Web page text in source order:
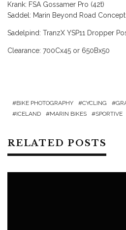
Krank: FSA Gossamer Pro (42t)
Saddel: Marin Beyond Road
Sadelpind: TranzX YSP11 Dropper
Clearance: 700Cx45 or 650Bx50
BIKE PHOTOGRAPHY CYCLING
ICELAND
MARIN BIKES SPORTIVE
RELATED POSTS